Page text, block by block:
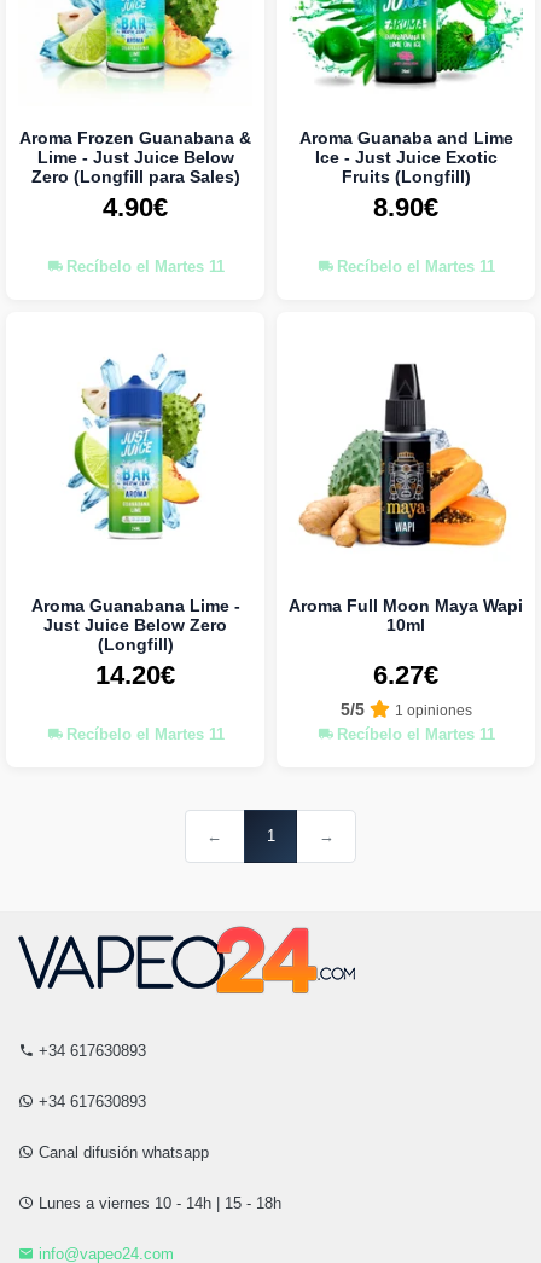
Aroma Frozen Guanabana &
Lime - Just Juice Below
Zero (Longfill para Sales)
4.90€
Recíbelo el Martes 11
Aroma Guanaba and Lime
Ice - Just Juice Exotic
Fruits (Longfill)
8.90€
Recíbelo el Martes 11
Aroma Guanabana Lime -
Just Juice Below Zero
(Longfill)
14.20€
Recíbelo el Martes 11
Aroma Full Moon Maya Wapi
10ml
6.27€
5/5 1 opiniones
Recíbelo el Martes 11
← 1 →
+34 617630893
+34 617630893
Canal difusión whatsapp
Lunes a viernes 10 - 14h | 15 - 18h
info@vapeo24.com